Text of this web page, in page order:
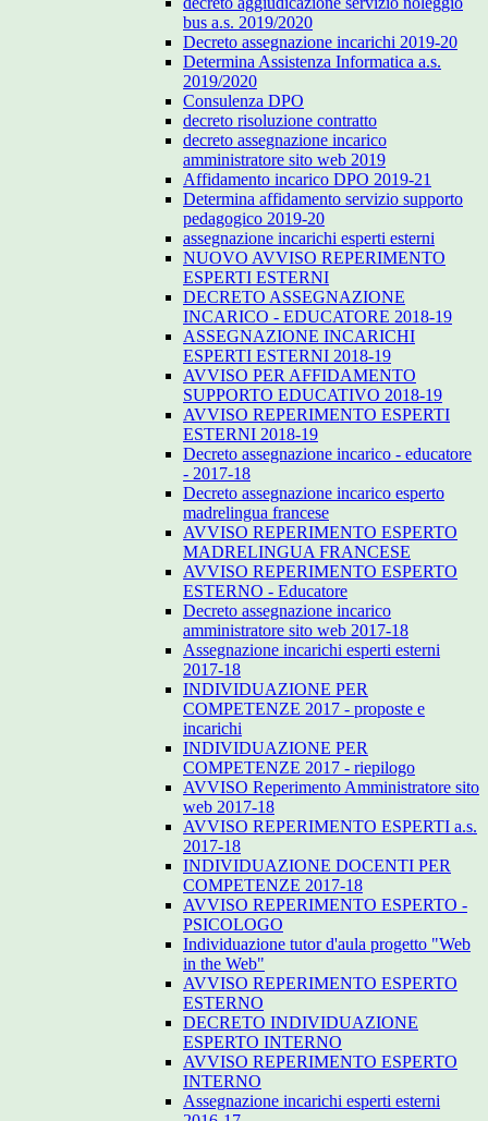
bus a.s. 2019/2020
Decreto assegnazione incarichi 2019-20
Determina Assistenza Informatica a.s.
2019/2020
Consulenza DPO
decreto risoluzione contratto
decreto assegnazione incarico
amministratore sito web 2019
Affidamento incarico DPO 2019-21
Determina affidamento servizio supporto
pedagogico 2019-20
assegnazione incarichi esperti esterni
NUOVO AVVISO REPERIMENTO
ESPERTI ESTERNI
DECRETO ASSEGNAZIONE
INCARICO - EDUCATORE 2018-19
ASSEGNAZIONE INCARICHI
ESPERTI ESTERNI 2018-19
AVVISO PER AFFIDAMENTO
SUPPORTO EDUCATIVO 2018-19
AVVISO REPERIMENTO ESPERTI
ESTERNI 2018-19
Decreto assegnazione incarico - educatore
- 2017-18
Decreto assegnazione incarico esperto
madrelingua francese
AVVISO REPERIMENTO ESPERTO
MADRELINGUA FRANCESE
AVVISO REPERIMENTO ESPERTO
ESTERNO - Educatore
Decreto assegnazione incarico
amministratore sito web 2017-18
Assegnazione incarichi esperti esterni
2017-18
INDIVIDUAZIONE PER
COMPETENZE 2017 - proposte e
incarichi
INDIVIDUAZIONE PER
COMPETENZE 2017 - riepilogo
AVVISO Reperimento Amministratore sito
web 2017-18
AVVISO REPERIMENTO ESPERTI a.s.
2017-18
INDIVIDUAZIONE DOCENTI PER
COMPETENZE 2017-18
AVVISO REPERIMENTO ESPERTO -
PSICOLOGO
Individuazione tutor d'aula progetto "Web
in the Web"
AVVISO REPERIMENTO ESPERTO
ESTERNO
DECRETO INDIVIDUAZIONE
ESPERTO INTERNO
AVVISO REPERIMENTO ESPERTO
INTERNO
Assegnazione incarichi esperti esterni